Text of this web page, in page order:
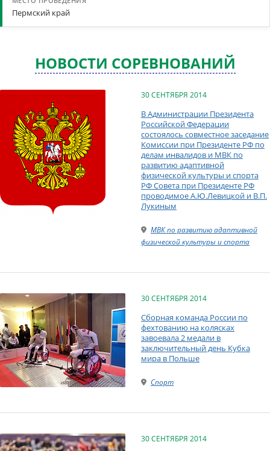
Пермский край
НОВОСТИ СОРЕВНОВАНИЙ
30 СЕНТЯБРЯ 2014
В Администрации Президента
Российской Федерации
состоялось совместное заседание
Комиссии при Президенте РФ по
делам инвалидов и МВК по
развитию адаптивной
физической культуры и спорта
РФ Совета при Президенте РФ
проводимое А.Ю.Левицкой и В.П.
Лукиным
МВК по развитию адаптивной
физической культуры и спорта
30 СЕНТЯБРЯ 2014
Сборная команда России по
фехтованию на колясках
завоевала 2 медали в
заключительный день Кубка
мира в Польше
Спорт
30 СЕНТЯБРЯ 2014